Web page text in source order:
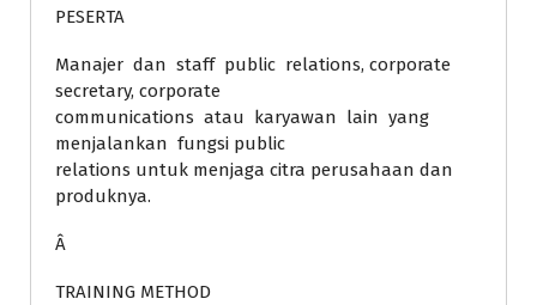
PESERTA
Manajer dan staff public relations, corporate
secretary, corporate
communications atau karyawan lain yang
menjalankan fungsi public
relations untuk menjaga citra perusahaan dan
produknya.
Â
TRAINING METHOD